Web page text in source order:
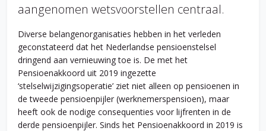
aangenomen wetsvoorstellen centraal.
Diverse belangenorganisaties hebben in het verleden
geconstateerd dat het Nederlandse pensioenstelsel
dringend aan vernieuwing toe is. De met het
Pensioenakkoord uit 2019 ingezette
‘stelselwijzigingsoperatie’ ziet niet alleen op pensioenen in
de tweede pensioenpijler (werknemerspensioen), maar
heeft ook de nodige consequenties voor lijfrenten in de
derde pensioenpijler. Sinds het Pensioenakkoord in 2019 is